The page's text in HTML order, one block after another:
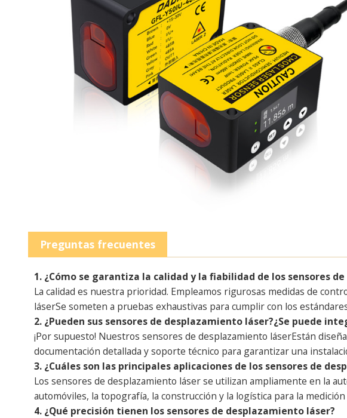
Preguntas frecuentes
1. ¿Cómo se garantiza la calidad y la fiabilidad de los sensores
La calidad es nuestra prioridad. Empleamos rigurosas medidas de
láserSe someten a pruebas exhaustivas para cumplir con los
2. ¿Pueden sus sensores de desplazamiento láser?¿Se puede
¡Por supuesto! Nuestros sensores de desplazamiento láserEstán
documentación detallada y soporte técnico para garantizar una
3. ¿Cuáles son las principales aplicaciones de los sensores de
Los sensores de desplazamiento láser se utilizan ampliamente en la
automóviles, la topografía, la construcción y la logística para la
4. ¿Qué precisión tienen los sensores de desplazamiento láser?